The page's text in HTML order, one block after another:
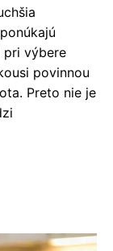
pri výbere
povinnou
Preto nie je